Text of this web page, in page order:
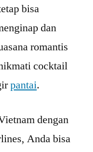
bisa
dan
romantis
cocktail
pantai.
dengan
Anda bisa